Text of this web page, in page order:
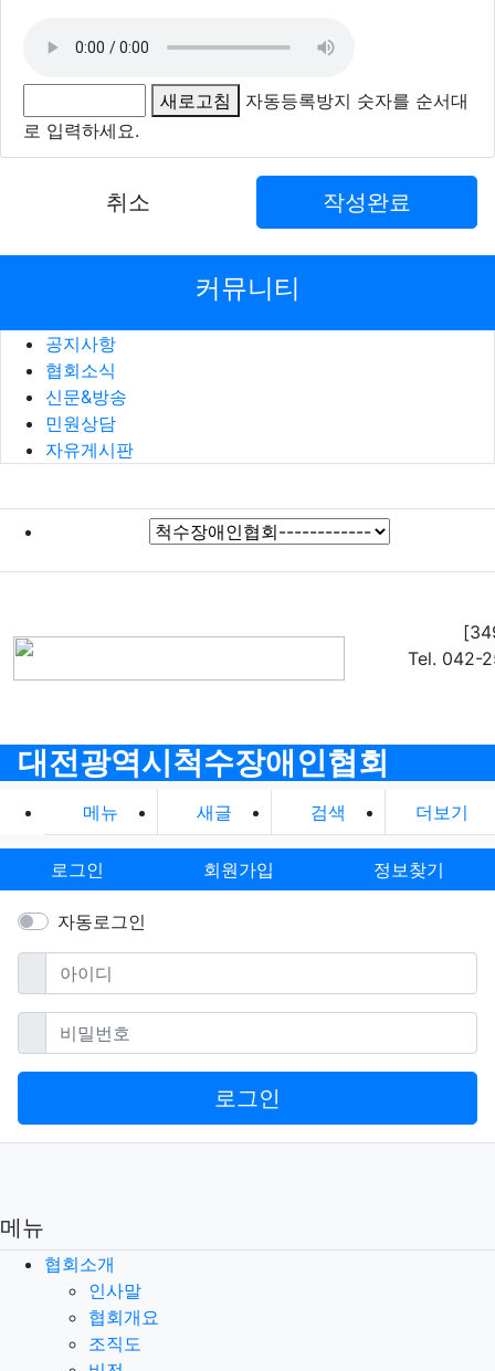
새로고침
자동등록방지 숫자를 순서대
로 입력하세요.
작성완료
취소
커뮤니티
공지사항
협회소식
신문&방송
민원상담
자유게시판
Tel. 042-
대전광역시척수장애인협회
메뉴 새글 검색 더보기
로그인 회원가입 정보찾기
자동로그인
아이디필수
비밀번호필수
로그인
메뉴
협회소개
인사말
협회개요
조직도